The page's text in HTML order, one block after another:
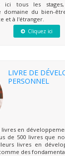
ici tous les stages,
domaine du bien-
et à l'étranger.
Cliquez ici
LIVRE DE
PERSONNEL
livres en
de 500 livres que
livres en
des